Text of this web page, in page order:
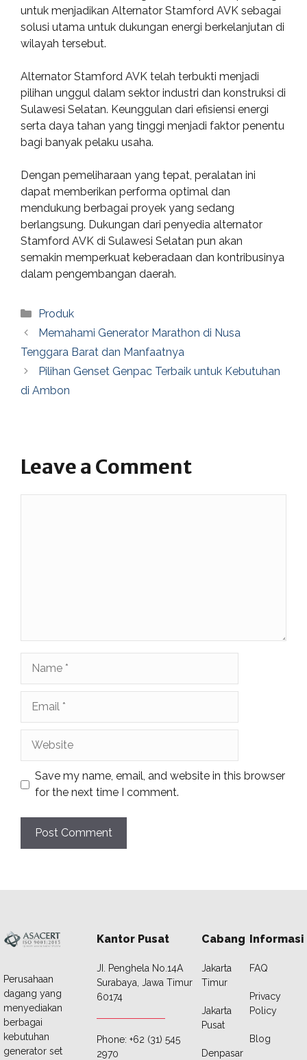
untuk menjadikan Alternator Stamford AVK sebagai
solusi utama untuk dukungan energi berkelanjutan di
wilayah tersebut.
Alternator Stamford AVK telah terbukti menjadi
pilihan unggul dalam sektor industri dan konstruksi di
Sulawesi Selatan. Keunggulan dari efisiensi energi
serta daya tahan yang tinggi menjadi faktor penentu
bagi banyak pelaku usaha.
Dengan pemeliharaan yang tepat, peralatan ini
dapat memberikan performa optimal dan
mendukung berbagai proyek yang sedang
berlangsung. Dukungan dari penyedia alternator
Stamford AVK di Sulawesi Selatan pun akan
semakin memperkuat keberadaan dan kontribusinya
dalam pengembangan daerah.
Categories
Produk
Memahami Generator Marathon di Nusa
Tenggara Barat dan Manfaatnya
Pilihan Genset Genpac Terbaik untuk Kebutuhan
di Ambon
Leave a Comment
Save my name, email, and website in this browser
for the next time I comment.
Perusahaan
dagang yang
menyediakan
berbagai
kebutuhan
generator set
Kantor Pusat
JI. Penghela No.14A
Surabaya, Jawa Timur
60174
Phone: +62 (31) 545
2970
Cabang
Jakarta
Timur
Jakarta
Pusat
Denpasar
Informasi
FAQ
Privacy
Policy
Blog